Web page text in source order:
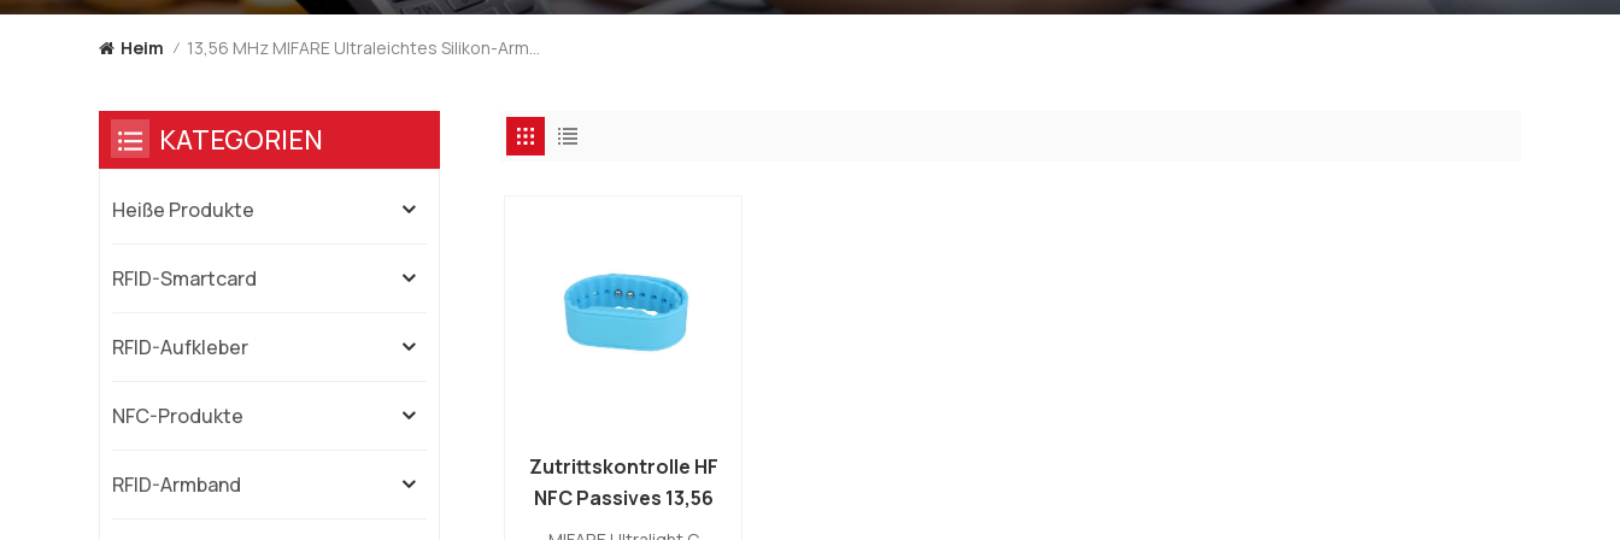
Heim /
Zutrittskontrolle HF
NFC Passives 13,56
MHz MIFARE
KATEGORIEN
Heiße Produkte
RFID-Smartcard
RFID-Aufkleber
NFC-Produkte
RFID-Armband